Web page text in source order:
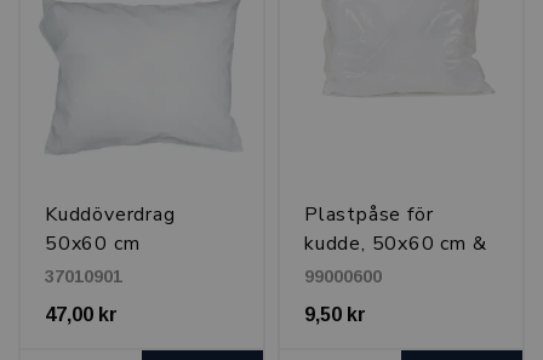
Kuddöverdrag
50x60 cm
37010901
47,00 kr
Plastpåse för
kudde, 50x60 cm &
50x70 cm
99000600
9,50 kr